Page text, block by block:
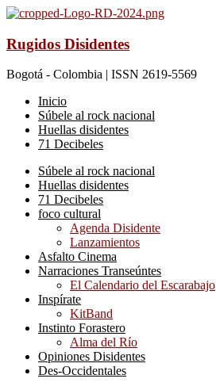
Rugidos Disidentes
Bogotá - Colombia | ISSN 2619-5569
Inicio
Súbele al rock nacional
Huellas disidentes
71 Decibeles
Súbele al rock nacional
Huellas disidentes
71 Decibeles
foco cultural
Agenda Disidente
Lanzamientos
Asfalto Cinema
Narraciones Transeúntes
El Calendario del Escarabajo
Inspírate
KitBand
Instinto Forastero
Alma del Río
Opiniones Disidentes
Des-Occidentales